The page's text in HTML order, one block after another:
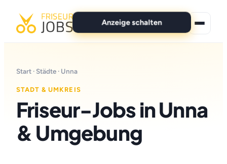
Anzeige schalten
Für Bewerber
Marken
Start · Städte · Unna
STADT & UMKREIS
Friseur-Jobs in Unna
& Umgebung